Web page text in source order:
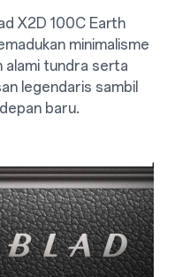
X2D 100C Earth
minimalisme
alami tundra serta
legendaris sambil
baru.